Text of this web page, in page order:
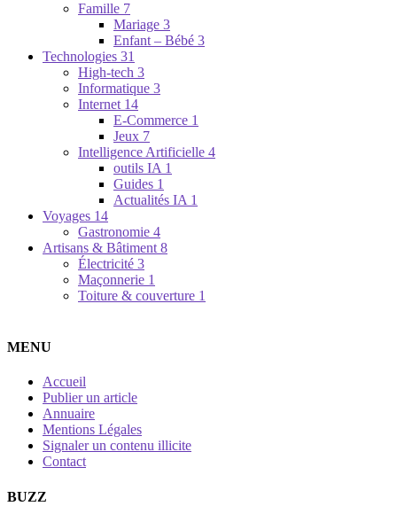
Famille 7
Mariage 3
Enfant – Bébé 3
Technologies 31
High-tech 3
Informatique 3
Internet 14
E-Commerce 1
Jeux 7
Intelligence Artificielle 4
outils IA 1
Guides 1
Actualités IA 1
Voyages 14
Gastronomie 4
Artisans & Bâtiment 8
Électricité 3
Maçonnerie 1
Toiture & couverture 1
MENU
Accueil
Publier un article
Annuaire
Mentions Légales
Signaler un contenu illicite
Contact
BUZZ